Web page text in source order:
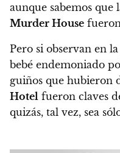
aunque sabemos que
Murder House
Pero si observan en
bebé endemoniado
guiños que hubieron
Hotel fueron claves
quizás, tal vez, sea